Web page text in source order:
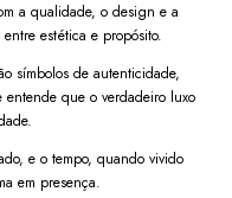
proporciona conforto
Bicolor com
de compra, a
dia útil em seu
a qualidade, o design e a
estética e propósito.
símbolos de autenticidade,
entende que o verdadeiro luxo
e o tempo, quando vivido
em presença.